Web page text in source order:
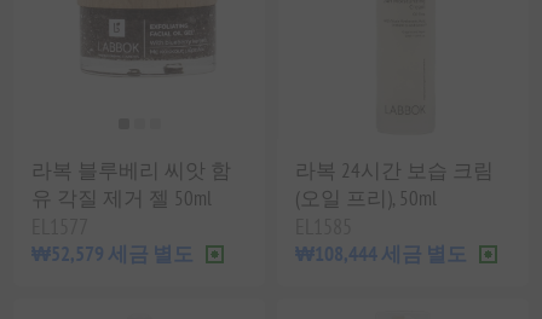
라복 블루베리 씨앗 함
유 각질 제거 젤 50ml
₩52,579 세금 별도
라복 24시간 보습 크림
(오일 프리), 50ml
₩108,444 세금 별도